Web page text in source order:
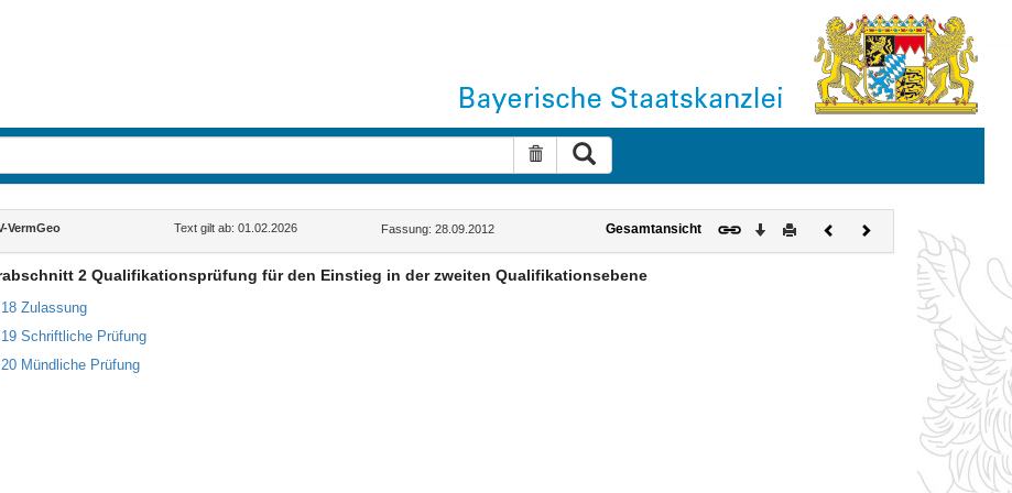
Suche zurücksetzen
VermGeo Text gilt ab: 01.02.2026 Fassung: 28.09.2012 Gesamtansicht Download
DruckenVorherigesNächstes
Dokument
2 Qualifikationsprüfung für den Einstieg in der zweiten Qualifikationsebene
Zulassung
Schriftliche Prüfung
Mündliche Prüfung